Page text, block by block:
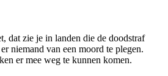
dat zie je in landen die de doodstraf
niemand van een moord te plegen.
er mee weg te kunnen komen.